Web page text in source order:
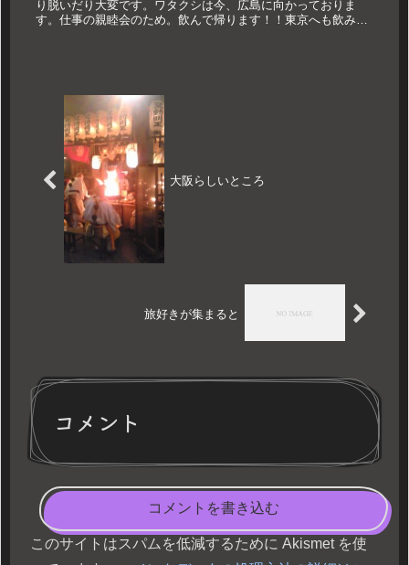
り脱いだり大変です。ワタクシは今、広島に向かっておりま
す。仕事の親睦会のため。飲んで帰ります！！東京へも飲み会
大阪らしいところ
旅好きが集まると
コメント
コメントを書き込む
このサイトはスパムを低減するために Akismet を使